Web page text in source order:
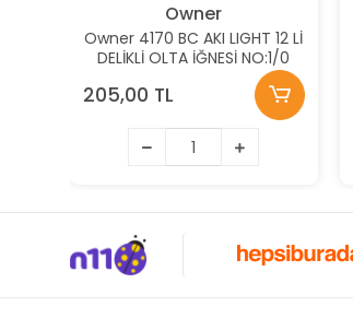
Owner
Owner 4170 BC AKI LIGHT 12 Lİ
DELİKLİ OLTA İĞNESİ NO:1/0
205,00 TL